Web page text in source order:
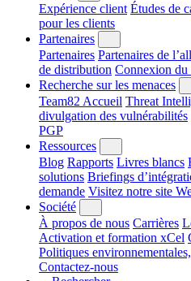
Expérience client Études de
pour les clients
Partenaires
Partenaires Partenaires de
de distribution Connexion du
Recherche sur les menaces
Team82 Accueil Threat
divulgation des vulnérabilités
PGP
Ressources
Blog Rapports Livres blancs
solutions Briefings
demande Visitez notre site
Société
À propos de nous Carrières
Activation et formation xCel
Politiques
Contactez-nous